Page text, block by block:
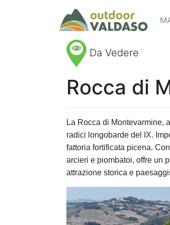
Da Vedere
Rocca di
La Rocca di Montevarmine,
radici longobarde del IX.
fattoria fortificata picena.
arcieri e piombatoi, offre un
attrazione storica e